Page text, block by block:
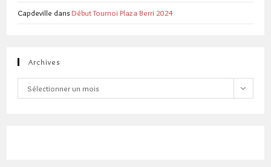
Capdeville dans Début Tournoi Plaza Berri 2024
Archives
Archives
Sélectionner un mois